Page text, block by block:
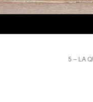
5 – LA